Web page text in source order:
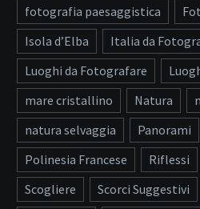
fotografia paesaggistica
Isola d’Elba
Italia da
Luoghi da Fotografare
mare cristallino
Natura
natura selvaggia
Panorami
Polinesia Francese
Riflessi
Scogliere
Scorci Suggestivi